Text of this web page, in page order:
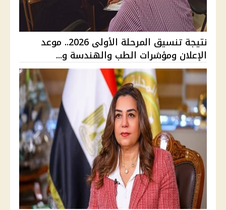
نتيجة تنسيق المرحلة الأولى 2026.. موعد
الإعلان ومؤشرات الطب والهندسة و...